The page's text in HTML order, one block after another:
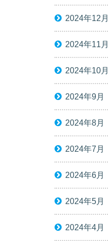
2024年12月
2024年11月
2024年10月
2024年9月
2024年8月
2024年7月
2024年6月
2024年5月
2024年4月